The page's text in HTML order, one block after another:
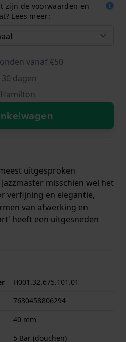
zijn de voorwaarden en
Lees meer:
vanaf €50
dagen
uitgesproken
misschien wel het
verfijning en elegantie,
van afwerking en
heeft een uitgesneden
delen van het uurwerk
uiterlijk. Te zien zijn
het horloge en de
afgewerkt met
en Dauphine wijzers
H001.32.675.101.01
7630458806294
40 mm
5 Bar (douchen)